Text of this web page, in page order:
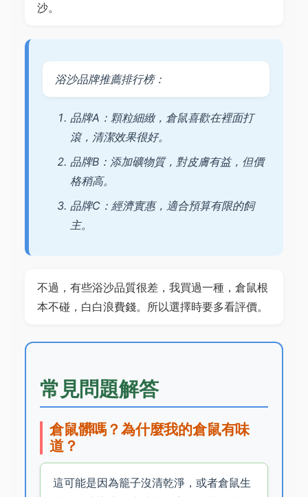
沙。
浴沙品牌推薦排行榜：
品牌A：顆粒細緻，倉鼠喜歡在裡面打
滾，清潔效果很好。
品牌B：添加礦物質，對皮膚有益，但價
格稍高。
品牌C：經濟實惠，適合預算有限的飼
主。
不過，有些浴沙品質很差，我買過一種，倉鼠根
本不碰，白白浪費錢。所以選擇時要多看評價。
常見問題解答
倉鼠髒嗎？為什麼我的倉鼠有味
道？
這可能是因為籠子沒清乾淨，或者倉鼠生